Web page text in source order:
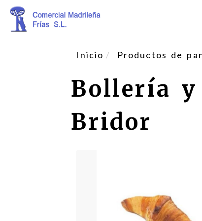
Inicio Productos de
Bollería y
Bridor